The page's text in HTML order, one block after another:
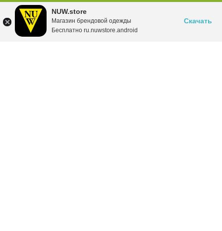
NUW.store
Магазин брендовой одежды
Бесплатно ru.nuwstore.android
Скачать